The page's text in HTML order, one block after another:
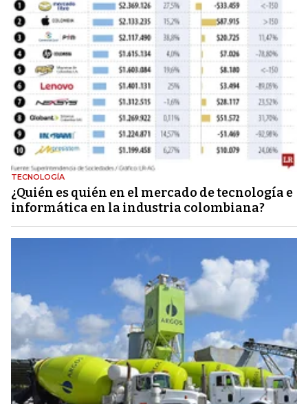
TECNOLOGÍA
¿Quién es quién en el mercado de tecnología e
informática en la industria colombiana?